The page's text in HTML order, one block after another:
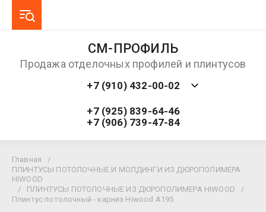
СМ-ПРОФИЛЬ
Продажа отделочных профилей и плинтусов
+7 (910) 432-00-02
+7 (925) 839-64-46
+7 (906) 739-47-84
Главная
/
ПЛИНТУСЫ ПОТОЛОЧНЫЕ И МОЛДИНГИ ИЗ ДЮРОПОЛИМЕРА
HIWOOD
/
ПЛИНТУСЫ ПОТОЛОЧНЫЕ ИЗ ДЮРОПОЛИМЕРА HIWOOD
/
Плинтус потолочный - карниз Hiwood A195